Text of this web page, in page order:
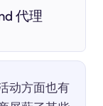
代理
动方面也有